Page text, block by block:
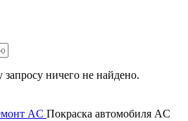
ничего не найдено.
AC Покраска автомобиля AC